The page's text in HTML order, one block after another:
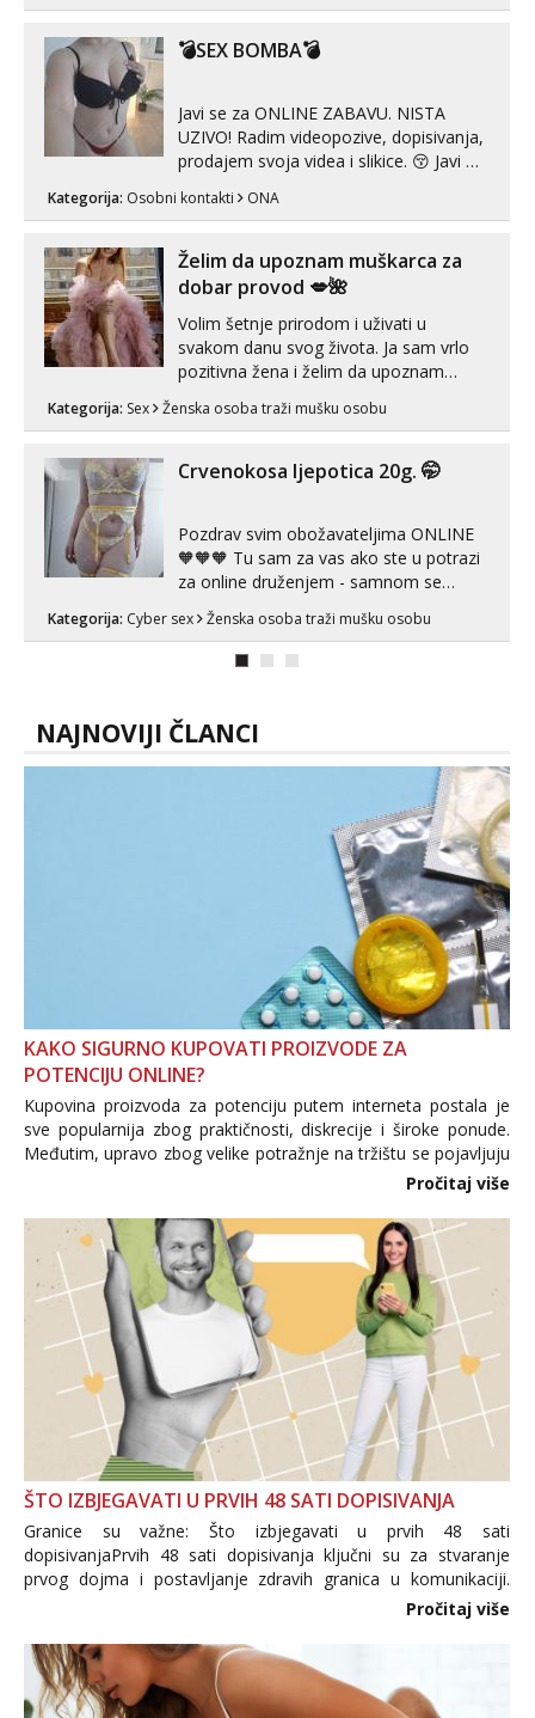
💣SEX BOMBA💣
Javi se za ONLINE ZABAVU. NISTA
UZIVO! Radim videopozive, dopisivanja,
prodajem svoja videa i slikice. 😚 Javi mi
Telegram. +385 91 723 0045
Kategorija: Osobni kontakti ONA
Želim da upoznam muškarca za
dobar provod 💋🌺
Volim šetnje prirodom i uživati u
svakom danu svog života. Ja sam vrlo
pozitivna žena i želim da upoznam
može i nešto više.💋🌺 Klikni na link
Kategorija: Sex Ženska osoba traži mušku osobu
Crvenokosa ljepotica 20g. 🤭
Pozdrav svim obožavateljima ONLINE
🧡🧡🧡 Tu sam za vas ako ste u potrazi
za online druženjem - samnom se
možete zabaviti preko videopoziva, ili
ako vam nisam dovoljna radim i u paru i
trojci s kolegicama, svaka je drugačija
Kategorija: Cyber sex Ženska osoba traži mušku osobu
NAJNOVIJI ČLANCI
KAKO SIGURNO KUPOVATI PROIZVODE ZA
POTENCIJU ONLINE?
Kupovina proizvoda za potenciju putem interneta postala je
sve popularnija zbog praktičnosti, diskrecije i široke ponude.
Međutim, upravo zbog velike potražnje na tržištu se pojavljuju
i brojni krivotvoreni proizvodi, nepouzdane internetske
Pročitaj više
ŠTO IZBJEGAVATI U PRVIH 48 SATI DOPISIVANJA
Granice su važne: Što izbjegavati u prvih 48 sati
dopisivanjaPrvih 48 sati dopisivanja ključni su za stvaranje
prvog dojma i postavljanje zdravih granica u komunikaciji.
Važno je izbjeći prebrzo otkrivanje osobnih ili intimnih
informacija, jer nepoznata osoba još nije zaslužila to
povjerenje. Takođe...
Pročitaj više